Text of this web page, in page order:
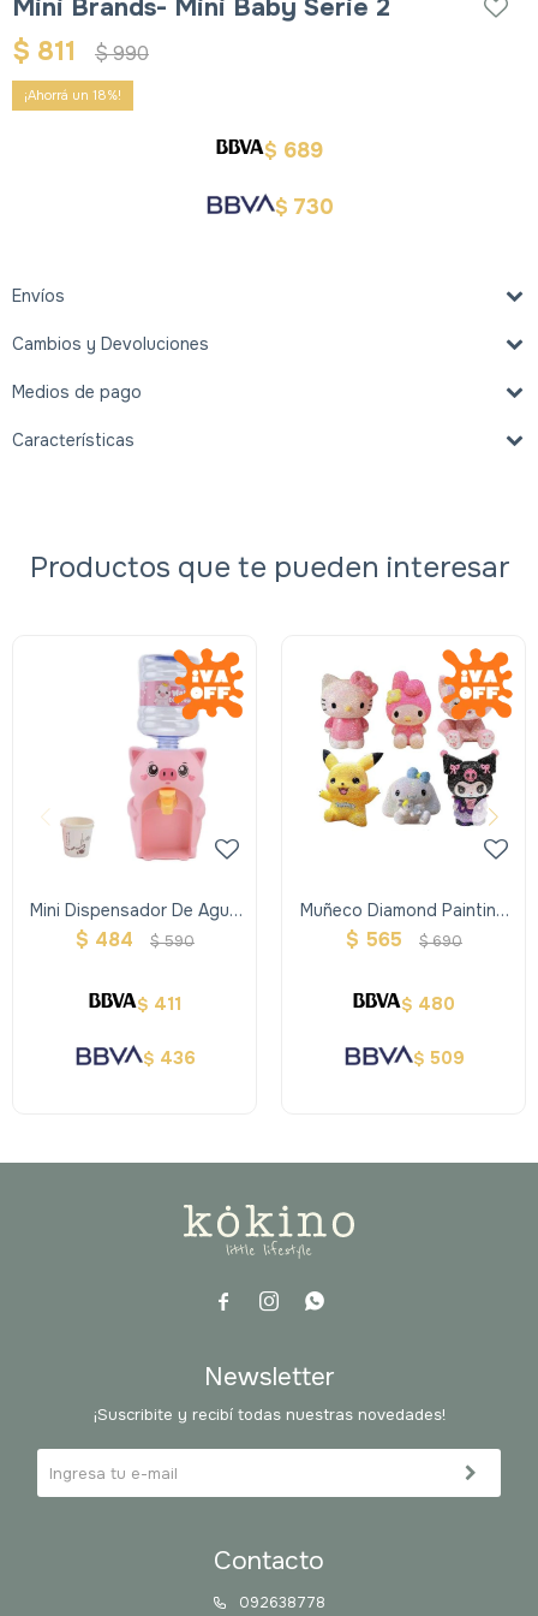
Mini Brands- Mini Baby Serie 2
$ 811 $990
18
$ 689
$ 730
Envíos
Cambios y Devoluciones
Medios de pago
Características
Productos que te pueden interesar
Mini Dispensador De Agua
Rosa
$ 484 $ 590
$ 411
$ 436
Muñeco Diamond Painting
Alcancía
$ 565 $690
$ 480
$ 509
  
Contacto
092638778
Newsletter
¡Suscribite y recibí todas nuestras novedades!